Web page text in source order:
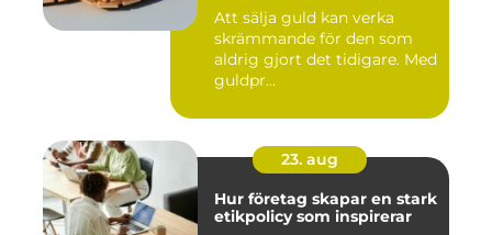
Att sälja guld kan verka
skrämmande för den som
aldrig gjort det tidigare. Med
guldpr...
23. aug
Hur företag skapar en stark
etikpolicy som inspirerar